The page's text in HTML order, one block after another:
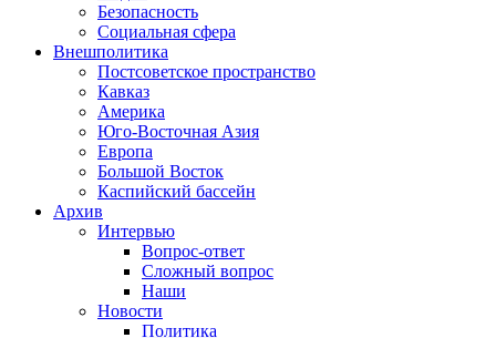
Безопасность
Социальная сфера
Внешполитика
Постсоветское пространство
Кавказ
Америка
Юго-Восточная Азия
Европа
Большой Восток
Каспийский бассейн
Архив
Интервью
Вопрос-ответ
Сложный вопрос
Наши
Новости
Политика